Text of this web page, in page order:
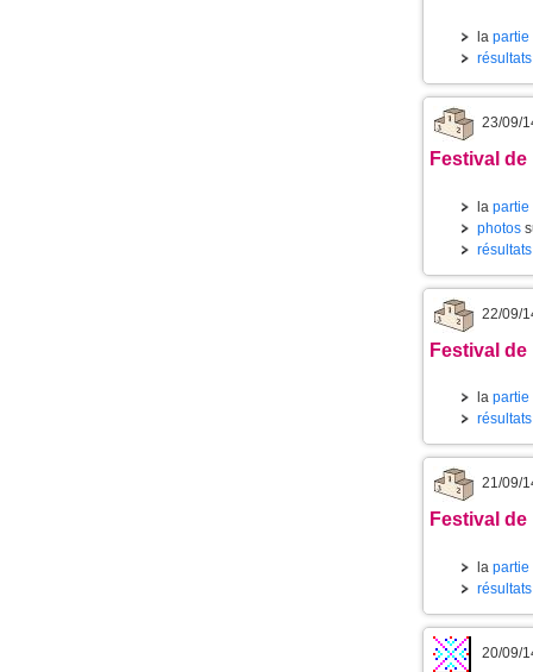
la partie
23/09/
Festival
la partie
photos
22/09/
Festival
la partie
21/09/
Festival
la partie
20/09/